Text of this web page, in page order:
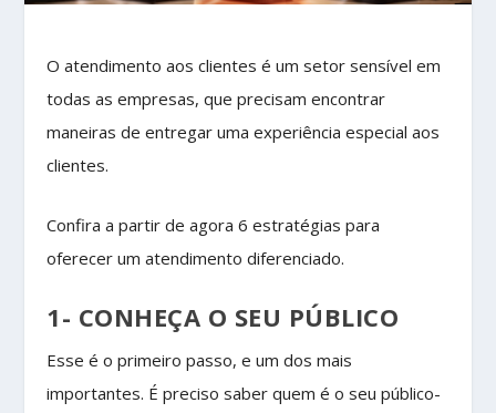
O atendimento aos clientes é um setor sensível em
todas as empresas, que precisam encontrar
maneiras de entregar uma experiência especial aos
clientes.
Confira a partir de agora 6 estratégias para
oferecer um atendimento diferenciado.
1- CONHEÇA O SEU PÚBLICO
Esse é o primeiro passo, e um dos mais
importantes. É preciso saber quem é o seu público-